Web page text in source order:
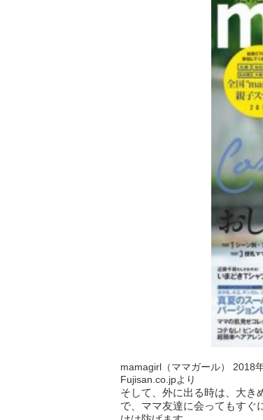
mamagirl（ママガール） 2018
Fujisan.co.jpより
そして、外に出る時は、大き
で、ママ友達に会ってもすぐ